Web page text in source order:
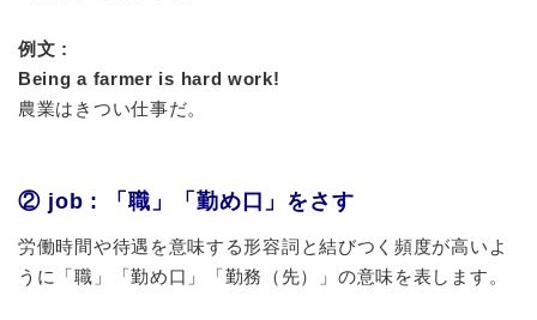
例文 :
Being a farmer is hard work!
農業はきつい仕事だ。
② job : 「職」「勤め口」をさす
労働時間や待遇を意味する形容詞 と結びつく頻度が高いよ
うに「職」「勤め口」「勤務（先）」の意味を表します。